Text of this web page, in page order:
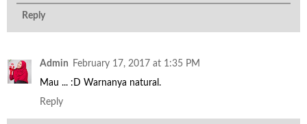
Reply
Admin February 17, 2017 at 1:35 PM
Mau ... :D Warnanya natural.
Reply